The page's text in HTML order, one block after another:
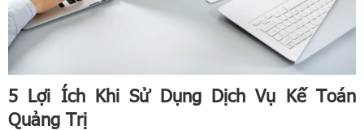
5 Lợi Ích Khi Sử Dụng Dịch Vụ Kế Toán
Quảng Trị